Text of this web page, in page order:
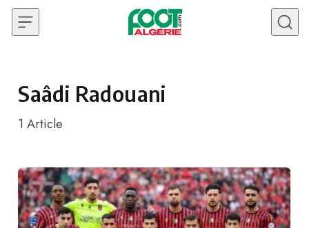
Skip to content
Saâdi Radouani
1 Article